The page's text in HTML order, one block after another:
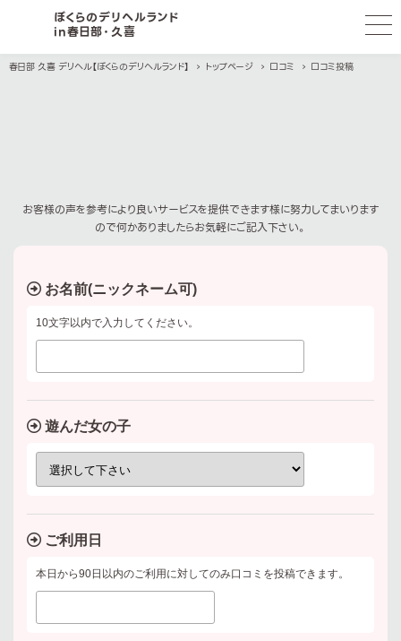
ぼくらのデリヘルランド
in春日部・久喜
春日部 久喜 デリヘル【ぼくらのデリヘルランド】 トップページ 口コミ 口コミ投稿
お客様の声を参考により良いサービスを提供できます様に努力してまいります
ので何かありましたらお気軽にご記入下さい。
お名前(ニックネーム可)
10文字以内で入力してください。
遊んだ女の子
ご利用日
本日から90日以内のご利用に対してのみ口コミを投稿できます。